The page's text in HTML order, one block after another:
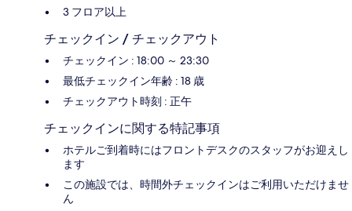
3 フロア以上
チェックイン / チェックアウト
チェックイン : 18:00 ～ 23:30
最低チェックイン年齢 : 18 歳
チェックアウト時刻 : 正午
チェックインに関する特記事項
ホテルご到着時にはフロントデスクのスタッフがお迎えし
ます
この施設では、時間外チェックインはご利用いただけませ
ん